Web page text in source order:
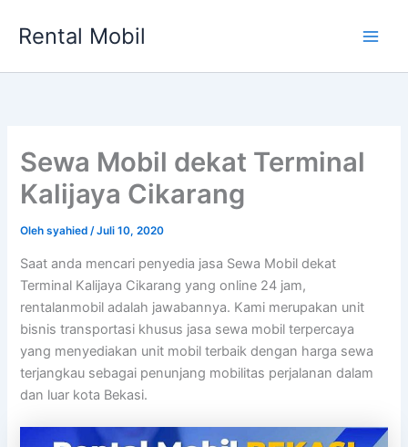
Rental Mobil
Sewa Mobil dekat Terminal
Kalijaya Cikarang
Olehsyahied/Juli 10, 2020
Saat anda mencari penyedia jasa Sewa Mobil dekat
Terminal Kalijaya Cikarang yang online 24 jam,
rentalanmobil adalah jawabannya. Kami merupakan unit
bisnis transportasi khusus jasa sewa mobil terpercaya
yang menyediakan unit mobil terbaik dengan harga sewa
terjangkau sebagai penunjang mobilitas perjalanan dalam
dan luar kota Bekasi.